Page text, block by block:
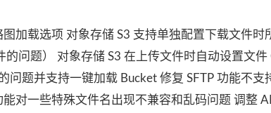
加载选项 对象存储 S3 支持单独配置下载文件时
问题） 对象存储 S3 在上传文件时自动设置文
问题并支持一键加载 Bucket 修复 SFTP 功能不支
对一些特殊文件名出现不兼容和乱码问题 调整